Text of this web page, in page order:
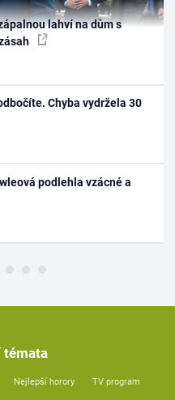
lahví na dům s
Chyba vydržela 30
podlehla vzácné a
témata
Nejlepší horory TV program